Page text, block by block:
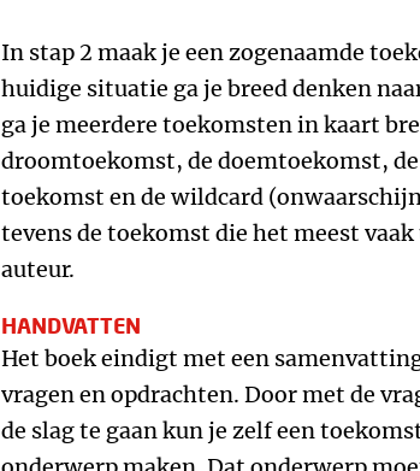
In stap 2 maak je een zogenaamde
huidige situatie ga je breed denken
ga je meerdere toekomsten in kaart
droomtoekomst, de doemtoekomst,
toekomst en de wildcard
tevens de toekomst die het meest
auteur.
HANDVATTEN
Het boek eindigt met een
vragen en opdrachten. Door met de
de slag te gaan kun je zelf een